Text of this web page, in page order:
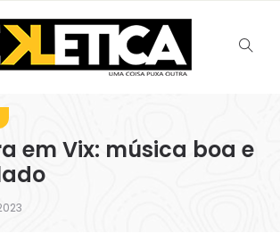
em Vix: música boa e